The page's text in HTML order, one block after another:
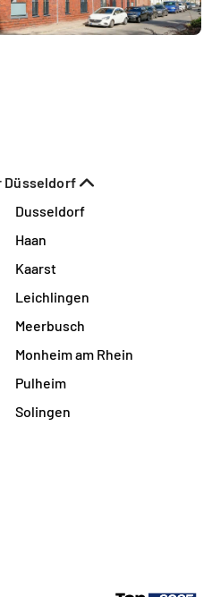
Düsseldorf
Dusseldorf
Haan
Kaarst
Leichlingen
Meerbusch
Monheim am Rhein
Pulheim
Solingen